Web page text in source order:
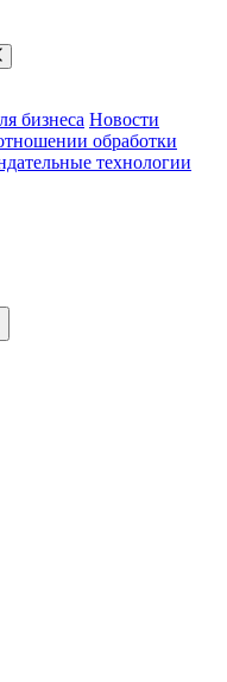
бизнеса Новости
обработки
технологии